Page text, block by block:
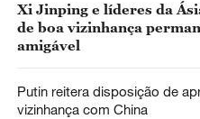
Xi Jinping e líderes da
de boa vizinhança
amigável
Putin reitera disposição de
vizinhança com China